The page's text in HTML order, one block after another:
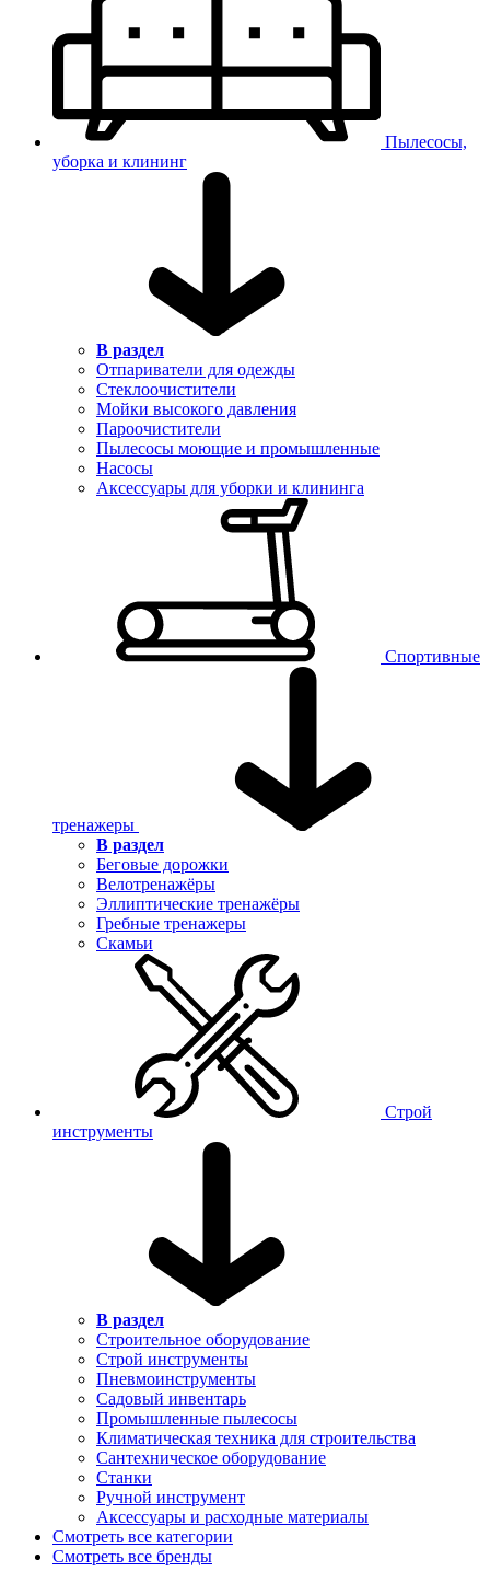
Пылесосы,
уборка и клининг
В раздел
Отпариватели для одежды
Стеклоочистители
Мойки высокого давления
Пароочистители
Пылесосы моющие и промышленные
Насосы
Аксессуары для уборки и клининга
Спортивные
тренажеры
В раздел
Беговые дорожки
Велотренажёры
Эллиптические тренажёры
Гребные тренажеры
Скамьи
Строй
инструменты
В раздел
Строительное оборудование
Строй инструменты
Пневмоинструменты
Садовый инвентарь
Промышленные пылесосы
Климатическая техника для строительства
Сантехническое оборудование
Станки
Ручной инструмент
Аксессуары и расходные материалы
Смотреть все категории
Смотреть все бренды